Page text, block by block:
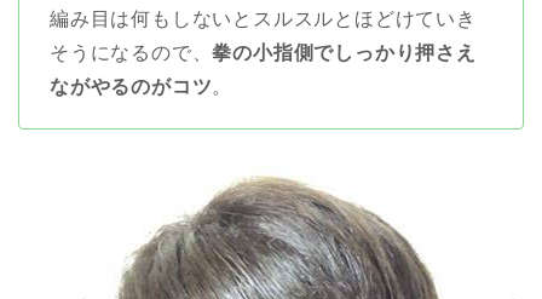
編み目は何もしないとスルスルとほどけていき
そうになるので、拳の小指側でしっかり押さえ
ながやるのがコツ。